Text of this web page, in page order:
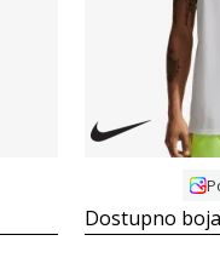
Dostupno